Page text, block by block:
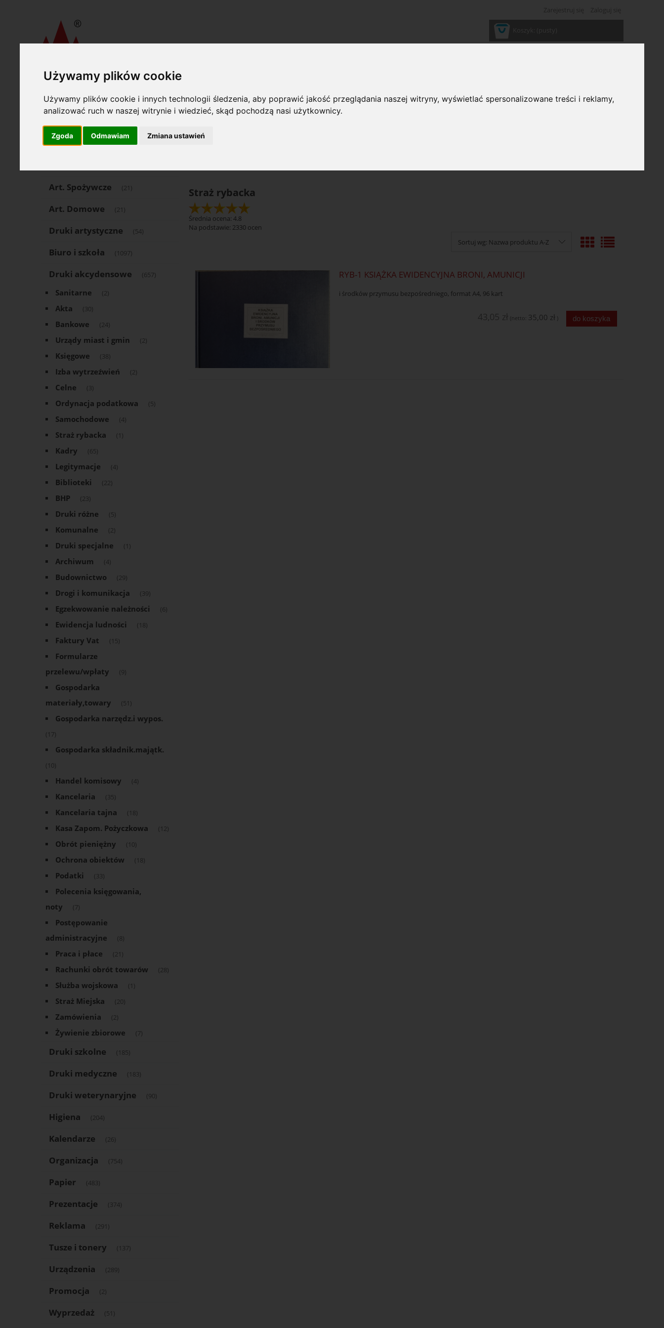
Używamy plików cookie
Używamy plików cookie i innych technologii śledzenia, aby poprawić jakość przeglądania naszej witryny, wyświetlać spersonalizowane treści i reklamy,
analizować ruch w naszej witrynie i wiedzieć, skąd pochodzą nasi użytkownicy.
Zgoda Odmawiam Zmiana ustawień
Wydawnictwa Akcydensowe S. A. Druki akcydensowe
Oferta
Art. Papiernicze (553)
Art. Spożywcze (21)
Art. Domowe (21)
Druki artystyczne (54)
Biuro i szkoła (1097)
Druki akcydensowe (657)
Sanitarne (2)
Akta (30)
Bankowe (24)
Urządy miast i gmin (2)
Księgowe (38)
Izba wytrzeźwień (2)
Celne (3)
Ordynacja podatkowa (5)
Samochodowe (4)
Straż rybacka (1)
Kadry (65)
Legitymacje (4)
Biblioteki (22)
BHP (23)
Druki różne (5)
Komunalne (2)
Druki specjalne (1)
Archiwum (4)
Budownictwo (29)
Drogi i komunikacja (39)
Egzekwowanie należności (6)
Ewidencja ludności (18)
Faktury Vat (15)
Formularze
przelewu/wpłaty
(9)
Gospodarka
materiały,towary
(51)
Gospodarka narzędz.i wypos.
(17)
Gospodarka składnik.majątk.
(10)
Handel komisowy (4)
Kancelaria (35)
Kancelaria tajna (18)
Kasa Zapom. Pożyczkowa (12)
Obrót pieniężny (10)
Ochrona obiektów (18)
Podatki (33)
Polecenia księgowania,
noty
(7)
Postępowanie
administracyjne
(8)
Praca i płace (21)
Rachunki obrót towarów (28)
Służba wojskowa (1)
Straż Miejska (20)
Zamówienia (2)
Żywienie zbiorowe (7)
Druki szkolne (185)
Druki medyczne (183)
Druki weterynaryjne (90)
Higiena (204)
Kalendarze (26)
Organizacja (754)
Papier (483)
Prezentacje (374)
Reklama (291)
Tusze i tonery (137)
Urządzenia (289)
Promocja (2)
Wyprzedaż (51)
Opcje przeglądania
Straż rybacka
Średnia ocena: 4.8
Na podstawie: 2330 ocen
Sortuj wg: Nazwa produktu A-Z
RYB-1 KSIĄŻKA EWIDENCYJNA BRONI, AMUNICJI
i środków przymusu bezpośredniego, format A4, 96 kart
(netto: 35,00 zł ) do koszyka